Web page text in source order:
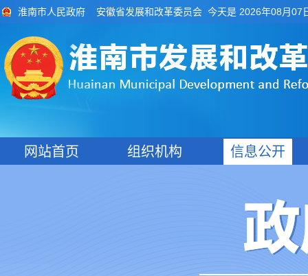
淮南市人民政府 安徽省发展和改革委员会 今天是 2026年08月07
网站首页 组织机构 信息公开